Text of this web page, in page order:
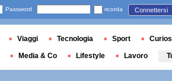
Password ricorda Connettersi
Viaggi Tecnologia Sport
Media & Co Lifestyle Lavoro